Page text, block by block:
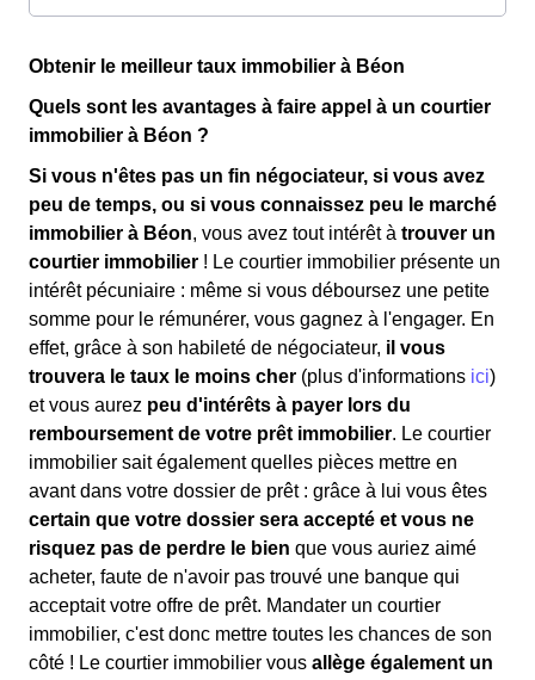
Obtenir le meilleur taux immobilier à Béon
Quels sont les avantages à faire appel à un courtier
immobilier à Béon ?
Si vous n'êtes pas un fin négociateur, si vous avez
peu de temps, ou si vous connaissez peu le marché
immobilier à Béon, vous avez tout intérêt à trouver un
courtier immobilier ! Le courtier immobilier présente un
intérêt pécuniaire : même si vous déboursez une petite
somme pour le rémunérer, vous gagnez à l'engager. En
effet, grâce à son habileté de négociateur, il vous
trouvera le taux le moins cher (plus d'informations ici)
et vous aurez peu d'intérêts à payer lors du
remboursement de votre prêt immobilier. Le courtier
immobilier sait également quelles pièces mettre en
avant dans votre dossier de prêt : grâce à lui vous êtes
certain que votre dossier sera accepté et vous ne
risquez pas de perdre le bien que vous auriez aimé
acheter, faute de n'avoir pas trouvé une banque qui
acceptait votre offre de prêt. Mandater un courtier
immobilier, c'est donc mettre toutes les chances de son
côté ! Le courtier immobilier vous allège également un